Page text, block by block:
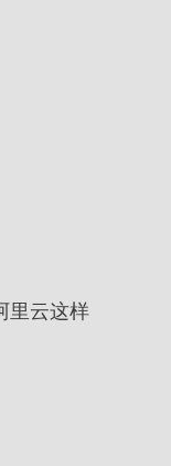
里云这样